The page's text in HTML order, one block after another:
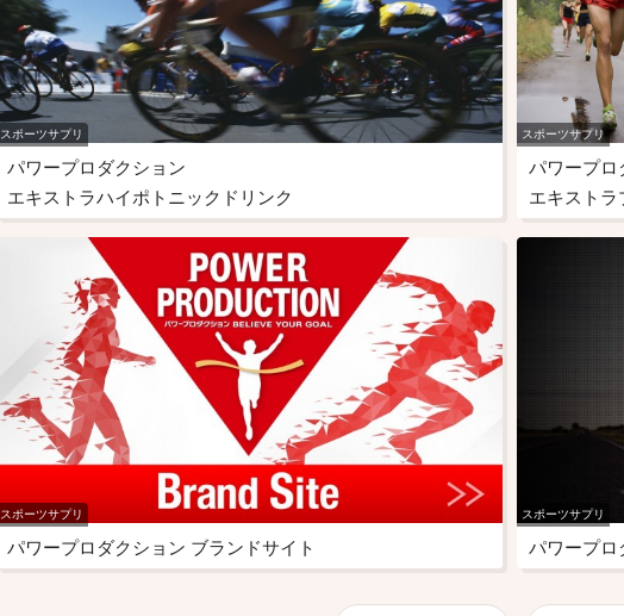
スポーツサプリ
パワープロダクション
エキストラハイポトニックドリンク
スポーツサプリ
パワープロ
エキストラ
スポーツサプリ
パワープロダクション ブランドサイト
スポーツサプリ
パワープロ